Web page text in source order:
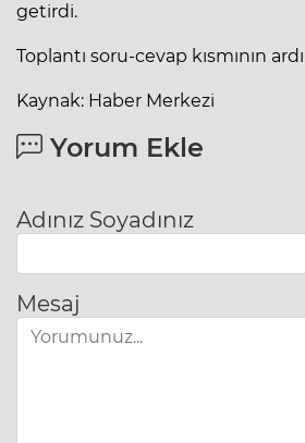
getirdi.
Toplantı soru-cevap kısmının
Kaynak: Haber Merkezi
Yorum Ekle
Adınız Soyadınız
Mesaj